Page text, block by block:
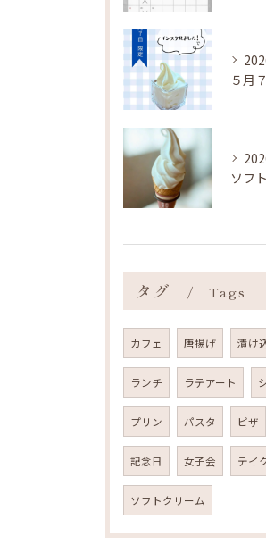
５月
タグ Tags
カフェ 唐揚げ 漬け
ランチ ラテアート
プリン パスタ ピザ
記念日 女子会 テイ
ソフトクリーム